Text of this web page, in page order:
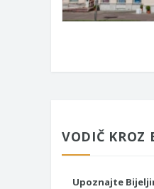
VODIČ KROZ
Upoznajte